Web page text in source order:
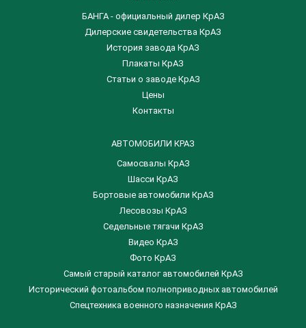
БАНГА - официальный дилер КрАЗ
Дилерские свидетельства КрАЗ
История завода КрАЗ
Плакаты КрАЗ
Статьи о заводе КрАЗ
Цены
Контакты
АВТОМОБИЛИ КРАЗ
Самосвалы КрАЗ
Шасси КрАЗ
Бортовые автомобили КрАЗ
Лесовозы КрАЗ
Седельные тягачи КрАЗ
Видео КрАЗ
Фото КрАЗ
Самый старый каталог автомобилей КрАЗ
Исторический фотоальбом полноприводных автомобилей
Спецтехника военного назначения КрАЗ